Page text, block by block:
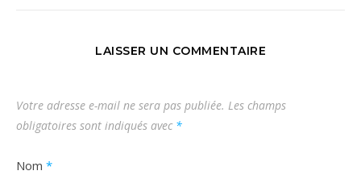
LAISSER UN COMMENTAIRE
Votre adresse e-mail ne sera pas publiée. Les champs
obligatoires sont indiqués avec *
Nom *